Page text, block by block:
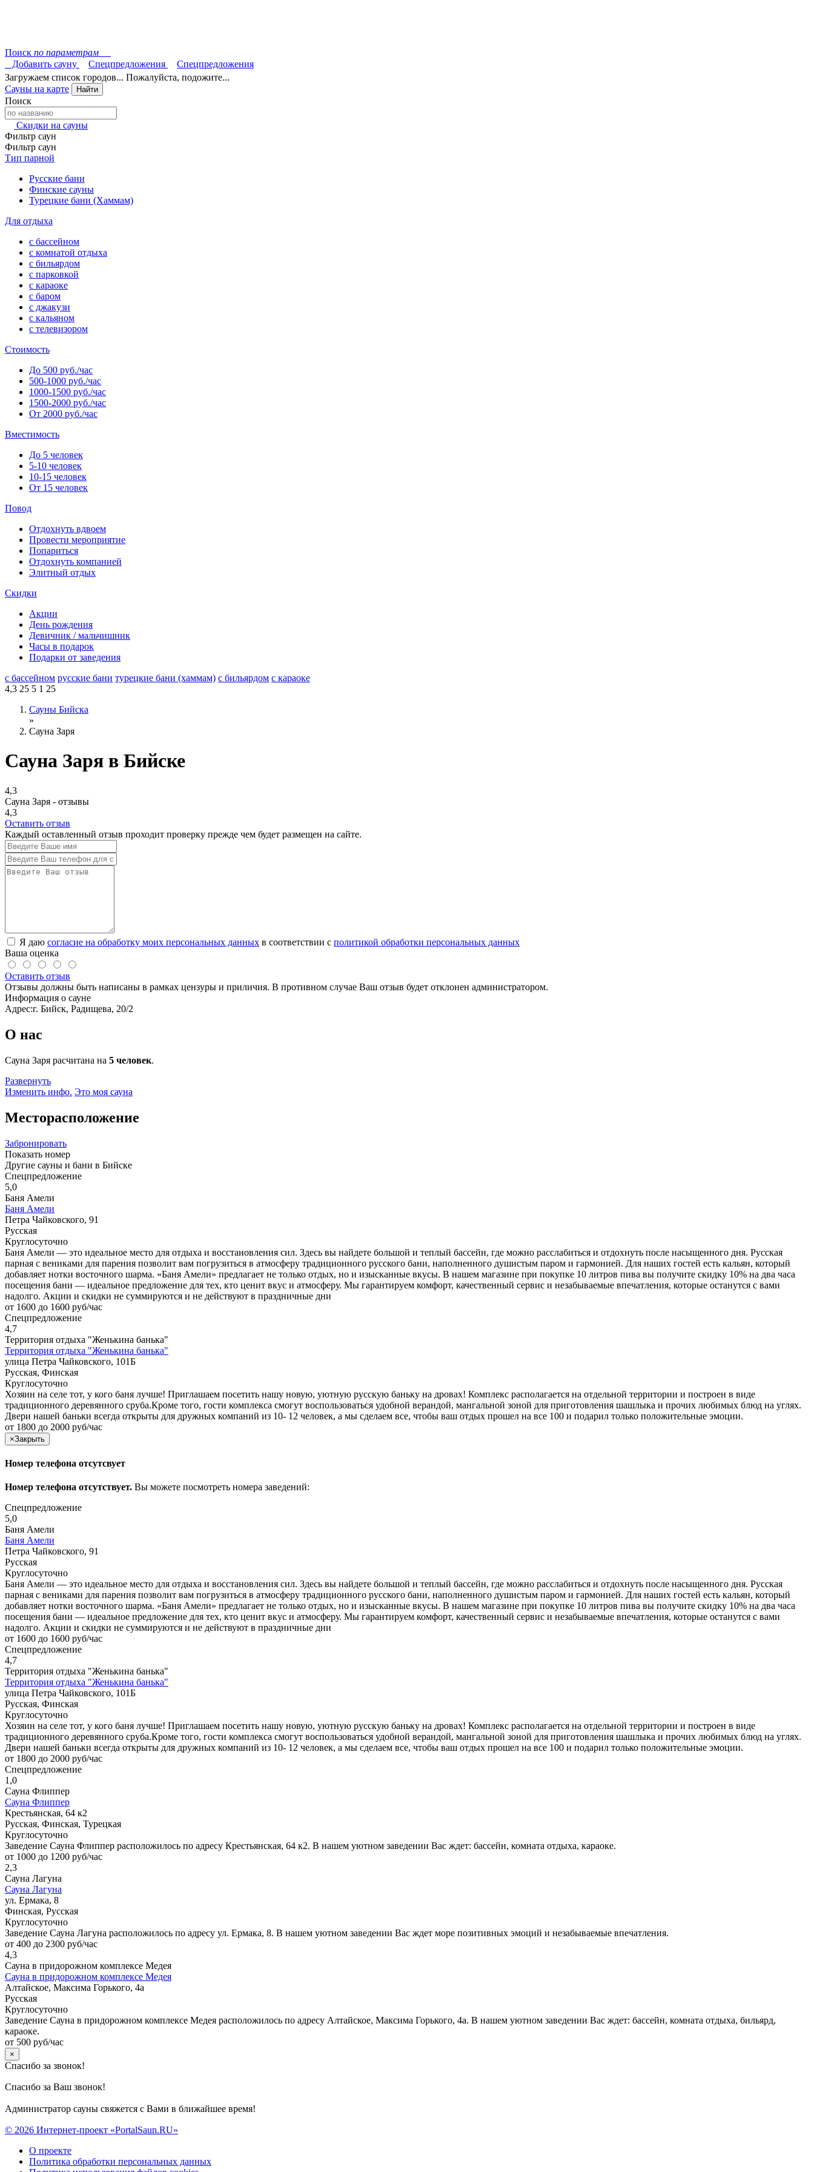
Поиск по параметрам
Добавить сауну
Спецпредложения
Спецпредложения
Загружаем список городов... Пожалуйста, подожите...
Сауны на карте
Найти
Поиск
Скидки на сауны
Фильтр саун
Фильтр саун
Тип парной
Русские бани
Финские сауны
Турецкие бани (Хаммам)
Для отдыха
с бассейном
с комнатой отдыха
с бильярдом
с парковкой
с караоке
с баром
с джакузи
с кальяном
с телевизором
Стоимость
До 500 руб./час
500-1000 руб./час
1000-1500 руб./час
1500-2000 руб./час
От 2000 руб./час
Вместимость
До 5 человек
5-10 человек
10-15 человек
От 15 человек
Повод
Отдохнуть вдвоем
Провести мероприятие
Попариться
Отдохнуть компанией
Элитный отдых
Скидки
Акции
День рождения
Девичник / мальчишник
Часы в подарок
Подарки от заведения
с бассейном русские бани турецкие бани (хаммам) с бильярдом с караоке
4,3 25 5 1 25
Сауны Бийска
»
Сауна Заря
Сауна Заря в Бийске
4,3
Сауна Заря - отзывы
4,3
Оставить отзыв
Каждый оставленный отзыв проходит проверку прежде чем будет размещен на сайте.
Я даю согласие на обработку моих персональных данных в соответствии с политикой обработки персональных данных
Ваша оценка
Оставить отзыв
Отзывы должны быть написаны в рамках цензуры и приличия. В противном случае Ваш отзыв будет отклонен администратором.
Информация о сауне
Адрес:г. Бийск, Радищева, 20/2
О нас
Сауна Заря расчитана на 5 человек.
Развернуть
Изменить инфо. Это моя сауна
Месторасположение
Забронировать
Показать номер
Другие сауны и бани в Бийске
Спецпредложение
5,0
Баня Амели
Баня Амели
Петра Чайковского, 91
Русская
Круглосуточно
Баня Амели — это идеальное место для отдыха и восстановления сил. Здесь вы найдете большой и теплый бассейн, где можно расслабиться и отдохнуть после насыщенного дня. Русская
парная с вениками для парения позволит вам погрузиться в атмосферу традиционного русского бани, наполненного душистым паром и гармонией. Для наших гостей есть кальян, который
добавляет нотки восточного шарма. «Баня Амели» предлагает не только отдых, но и изысканные вкусы. В нашем магазине при покупке 10 литров пива вы получите скидку 10% на два часа
посещения бани — идеальное предложение для тех, кто ценит вкус и атмосферу. Мы гарантируем комфорт, качественный сервис и незабываемые впечатления, которые останутся с вами
надолго. Акции и скидки не суммируются и не действуют в праздничные дни
от 1600 до 1600 руб/час
Спецпредложение
4,7
Территория отдыха "Женькина банька"
Территория отдыха "Женькина банька"
улица Петра Чайковского, 101Б
Русская, Финская
Круглосуточно
Хозяин на селе тот, у кого баня лучше! Приглашаем посетить нашу новую, уютную русскую баньку на дровах! Комплекс располагается на отдельной территории и построен в виде
традиционного деревянного сруба.Кроме того, гости комплекса смогут воспользоваться удобной верандой, мангальной зоной для приготовления шашлыка и прочих любимых блюд на углях.
Двери нашей баньки всегда открыты для дружных компаний из 10- 12 человек, а мы сделаем все, чтобы ваш отдых прошел на все 100 и подарил только положительные эмоции.
от 1800 до 2000 руб/час
×Закрыть
Номер телефона отсутсвует
Номер телефона отсутствует. Вы можете посмотреть номера заведений:
Спецпредложение
5,0
Баня Амели
Баня Амели
Петра Чайковского, 91
Русская
Круглосуточно
Баня Амели — это идеальное место для отдыха и восстановления сил. Здесь вы найдете большой и теплый бассейн, где можно расслабиться и отдохнуть после насыщенного дня. Русская
парная с вениками для парения позволит вам погрузиться в атмосферу традиционного русского бани, наполненного душистым паром и гармонией. Для наших гостей есть кальян, который
добавляет нотки восточного шарма. «Баня Амели» предлагает не только отдых, но и изысканные вкусы. В нашем магазине при покупке 10 литров пива вы получите скидку 10% на два часа
посещения бани — идеальное предложение для тех, кто ценит вкус и атмосферу. Мы гарантируем комфорт, качественный сервис и незабываемые впечатления, которые останутся с вами
надолго. Акции и скидки не суммируются и не действуют в праздничные дни
от 1600 до 1600 руб/час
Спецпредложение
4,7
Территория отдыха "Женькина банька"
Территория отдыха "Женькина банька"
улица Петра Чайковского, 101Б
Русская, Финская
Круглосуточно
Хозяин на селе тот, у кого баня лучше! Приглашаем посетить нашу новую, уютную русскую баньку на дровах! Комплекс располагается на отдельной территории и построен в виде
традиционного деревянного сруба.Кроме того, гости комплекса смогут воспользоваться удобной верандой, мангальной зоной для приготовления шашлыка и прочих любимых блюд на углях.
Двери нашей баньки всегда открыты для дружных компаний из 10- 12 человек, а мы сделаем все, чтобы ваш отдых прошел на все 100 и подарил только положительные эмоции.
от 1800 до 2000 руб/час
Спецпредложение
1,0
Сауна Флиппер
Сауна Флиппер
Крестьянская, 64 к2
Русская, Финская, Турецкая
Круглосуточно
Заведение Сауна Флиппер расположилось по адресу Крестьянская, 64 к2. В нашем уютном заведении Вас ждет: бассейн, комната отдыха, караоке.
от 1000 до 1200 руб/час
2,3
Сауна Лагуна
Сауна Лагуна
ул. Ермака, 8
Финская, Русская
Круглосуточно
Заведение Сауна Лагуна расположилось по адресу ул. Ермака, 8. В нашем уютном заведении Вас ждет море позитивных эмоций и незабываемые впечатления.
от 400 до 2300 руб/час
4,3
Сауна в придорожном комплексе Медея
Сауна в придорожном комплексе Медея
Алтайское, Максима Горького, 4а
Русская
Круглосуточно
Заведение Сауна в придорожном комплексе Медея расположилось по адресу Алтайское, Максима Горького, 4а. В нашем уютном заведении Вас ждет: бассейн, комната отдыха, бильярд,
караоке.
от 500 руб/час
×
Спасибо за звонок!
Спасибо за Ваш звонок!
Администратор сауны свяжется с Вами в ближайшее время!
© 2026 Интернет-проект «PortalSaun.RU»
О проекте
Политика обработки персональных данных